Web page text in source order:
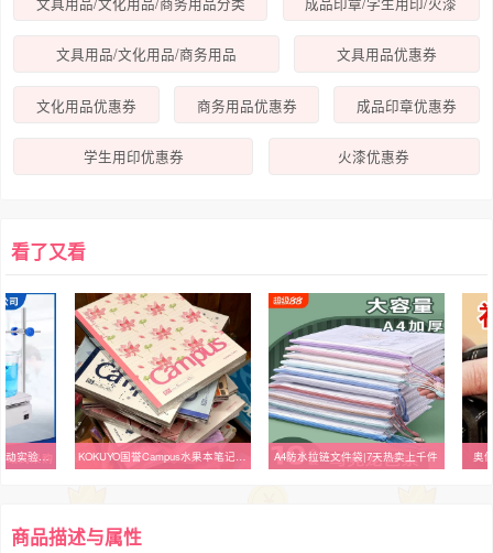
文具用品/文化用品/商务用品 文具用品优惠券
文化用品优惠券 商务用品优惠券 成品印章优惠券
学生用印优惠券 火漆优惠券
看了又看
SH-2磁力搅拌器多功能电动实验室磁力电动控温搅拌器小型搅拌机 KOKUYO国誉Campus水果本笔记本子 A4防水拉链文件袋|7天热卖上千件 奥
商品描述与属性